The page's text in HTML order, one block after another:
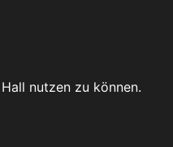
nutzen zu können.